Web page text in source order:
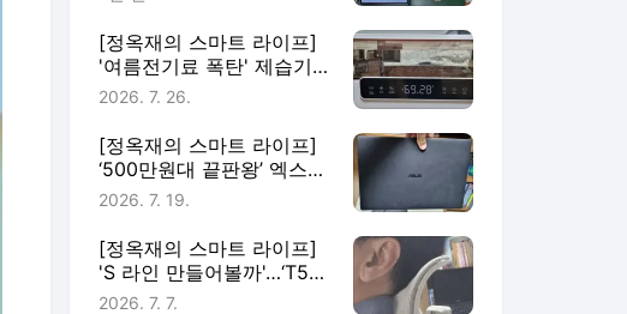
[정옥재의 스마트 라이프]
'여름전기료 폭탄' 제습기
로 막아볼까
2026. 7. 26.
[정옥재의 스마트 라이프]
‘500만원대 끝판왕’ 엑스퍼
트북 울트라, 20일 써보니
2026. 7. 19.
[정옥재의 스마트 라이프]
'S 라인 만들어볼까'…‘T50
에어 2세대’ 앉아보니
2026. 7. 7.